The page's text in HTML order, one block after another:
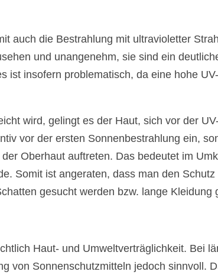
auch die Bestrahlung mit ultravioletter
und unangenehm, sie sind ein
ist insofern problematisch, da eine hohe
wird, gelingt es der Haut, sich vor der
vor der ersten Sonnenbestrahlung ein,
Oberhaut auftreten. Das bedeutet im
Somit ist angeraten, dass man den
gesucht werden bzw. lange Kleidung
Haut- und Umweltverträglichkeit. Bei
von Sonnenschutzmitteln jedoch sinnvoll.